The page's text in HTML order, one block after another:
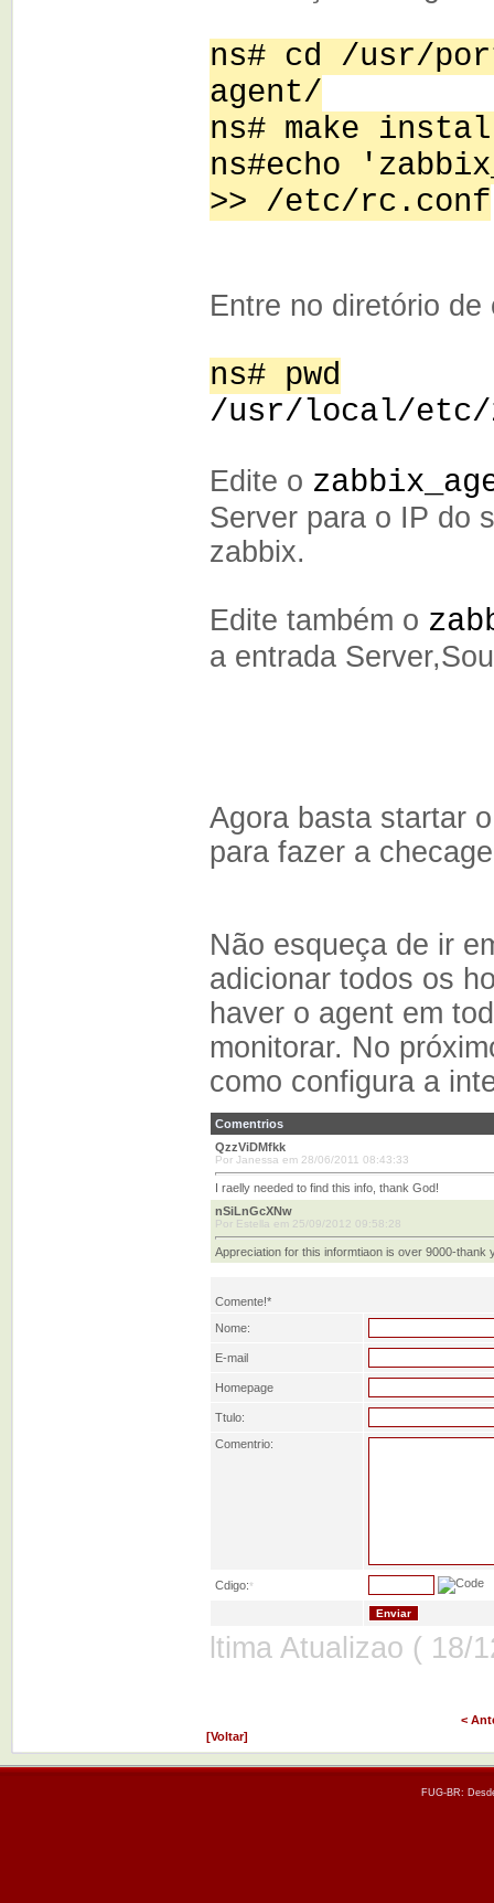
ns# cd /usr/
agent/
ns# make
ns#echo
>> /etc/rc.conf
Entre no diretório
ns# pwd
/usr/local/etc/
Edite o
Server para o IP do
zabbix.
Edite também o
a entrada
Agora basta startar
para fazer a
Não esqueça de ir
adicionar todos os
haver o agent em
monitorar. No
como configura a
Comentrios
QzzViDMfkk
Por Janessa em 28/06/2011 08:43:33
I raelly needed to find this info, thank God!
nSiLnGcXNw
Por Estella em 25/09/2012 09:58:28
Appreciation for this informtiaon is over 9000-thank
Comente!*
Nome:
E-mail
Homepage
Ttulo:
Comentrio:
Cdigo:*
ltima Atualizao ( 18/
<
[Voltar]
FUG-BR: